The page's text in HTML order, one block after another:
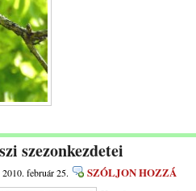
szezonkezdetei
február 25. SZÓLJON HOZZÁ